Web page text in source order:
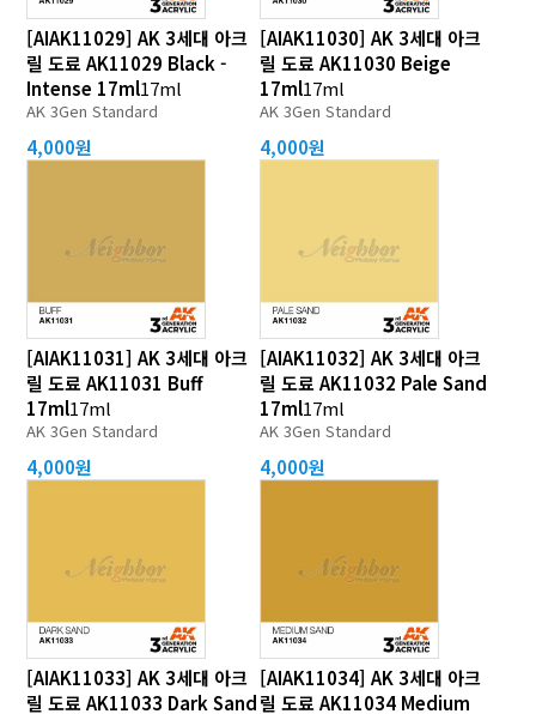
[AIAK11029] AK 3세대 아크
릴 도료 AK11029 Black -
Intense 17ml17ml
AK 3Gen Standard
4,000원
[AIAK11030] AK 3세대 아크
릴 도료 AK11030 Beige
17ml17ml
AK 3Gen Standard
4,000원
[AIAK11031] AK 3세대 아크
릴 도료 AK11031 Buff
17ml17ml
AK 3Gen Standard
4,000원
[AIAK11032] AK 3세대 아크
릴 도료 AK11032 Pale Sand
17ml17ml
AK 3Gen Standard
4,000원
[AIAK11033] AK 3세대 아크
릴 도료 AK11033 Dark Sand
[AIAK11034] AK 3세대 아크
릴 도료 AK11034 Medium